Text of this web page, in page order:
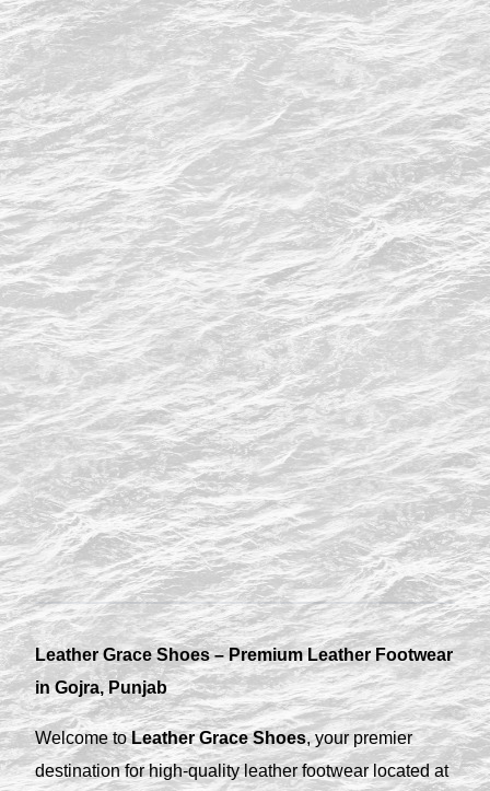
Leather Grace Shoes – Premium Leather Footwear
in Gojra, Punjab
Welcome toLeather Grace Shoes, your premier
destination for high-quality leather footwear located at